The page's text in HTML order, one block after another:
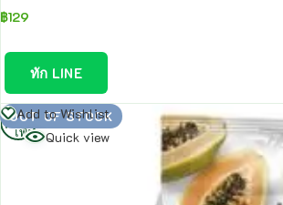
฿129
ทัก LINE
OUT OF STOCK
Add to Wishlist
Quick view
อ่าน
เพิ่ม